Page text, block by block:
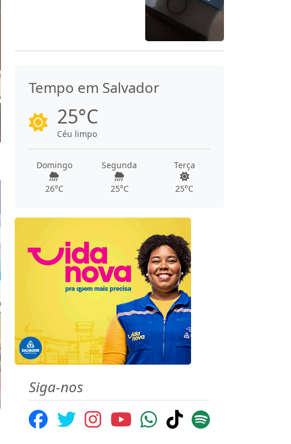
Tempo em Salvador
25°C
Céu limpo
Domingo
26°C
Segunda
25°C
Terça
25°C
Siga-nos